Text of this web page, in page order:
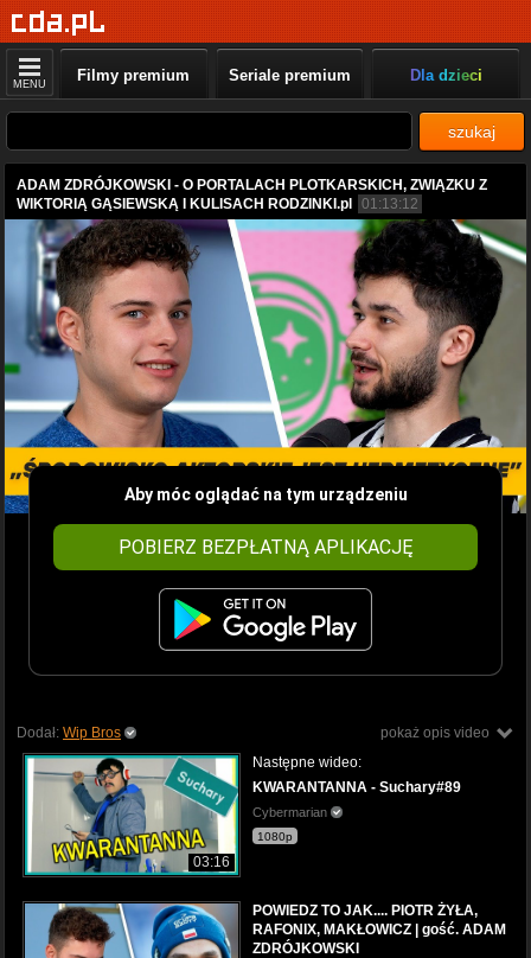
MENU Filmy premium Seriale premium Dla dzieci
szukaj
ADAM ZDRÓJKOWSKI - O PORTALACH PLOTKARSKICH, ZWIĄZKU Z
WIKTORIĄ GĄSIEWSKĄ I KULISACH RODZINKI.pl
01:13:12
Aby móc oglądać na tym urządzeniu
POBIERZ BEZPŁATNĄ APLIKACJĘ
pokaż opis video
Dodał: Wip Bros
03:16
Następne wideo:
KWARANTANNA - Suchary#89
Cybermarian
1080p
POWIEDZ TO JAK.... PIOTR ŻYŁA,
RAFONIX, MAKŁOWICZ | gość. ADAM
ZDRÓJKOWSKI